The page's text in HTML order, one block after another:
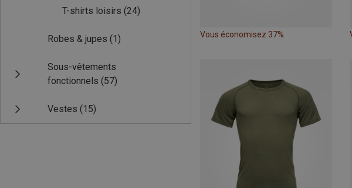
T-shirts loisirs (24)
Robes & jupes (1)
Sous-vêtements
fonctionnels (57)
Vestes (15)
Vous économisez 37%